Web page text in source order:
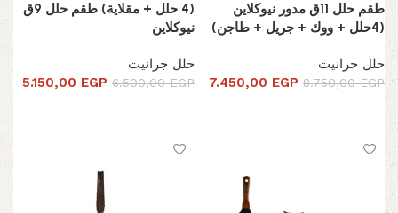
طقم حلل 11ق مدور نيوكلاين
(4حلل + ووك + جريل + طاجن)
حلل جرانيت
8.750,00EGP
7.450,00 EGP
(4 حلل + مقلاية) طقم حلل 9ق
نيوكلاين
حلل جرانيت
6.500,00EGP
5.150,00 EGP